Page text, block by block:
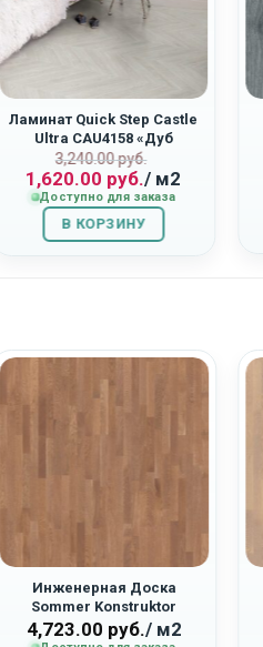
Ламинат Quick Step Castle
Ultra CAU4158 «Дуб
Светло-Серый Патина»
3,240.00руб.
Первоначальная
цена
составляла
3,240.00
руб..
1,620.00 руб.
Текущая
цена:
1,620.00
руб..
/ м2
Доступно для заказа
В КОРЗИНУ
Инженерная Доска
Sommer Konstruktor
550269006 «Дуб Висбю»
4,723.00 руб./ м2